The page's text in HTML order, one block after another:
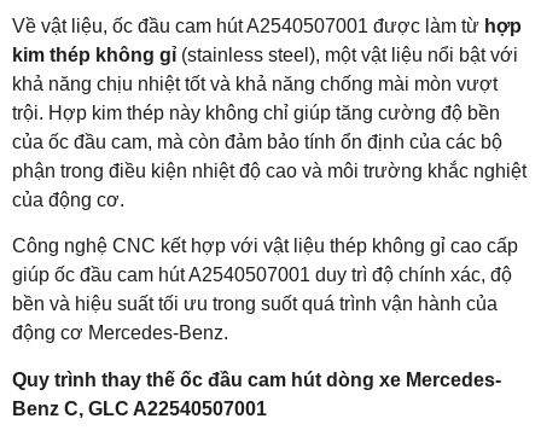
Về vật liệu, ốc đầu cam hút A2540507001 được làm từ hợp
kim thép không gỉ (stainless steel), một vật liệu nổi bật với
khả năng chịu nhiệt tốt và khả năng chống mài mòn vượt
trội. Hợp kim thép này không chỉ giúp tăng cường độ bền
của ốc đầu cam, mà còn đảm bảo tính ổn định của các bộ
phận trong điều kiện nhiệt độ cao và môi trường khắc nghiệt
của động cơ.
Công nghệ CNC kết hợp với vật liệu thép không gỉ cao cấp
giúp ốc đầu cam hút A2540507001 duy trì độ chính xác, độ
bền và hiệu suất tối ưu trong suốt quá trình vận hành của
động cơ Mercedes-Benz.
Quy trình thay thế ốc đầu cam hút dòng xe Mercedes-
Benz C, GLC A22540507001